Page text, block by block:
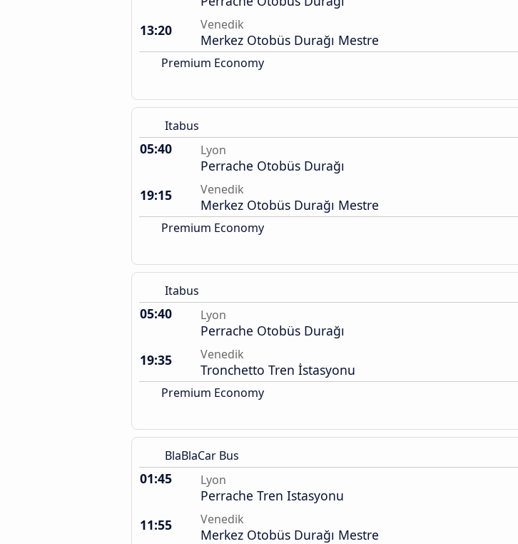
13:20
Venedik
Merkez Otobüs Durağı Mestre
Premium Economy
Itabus
05:40 Lyon
Perrache Otobüs Durağı
19:15
Venedik
Merkez Otobüs Durağı Mestre
Premium Economy
Itabus
05:40 Lyon
Perrache Otobüs Durağı
19:35
Venedik
Tronchetto Tren İstasyonu
Premium Economy
BlaBlaCar Bus
01:45 Lyon
Perrache Tren Istasyonu
11:55
Venedik
Merkez Otobüs Durağı Mestre